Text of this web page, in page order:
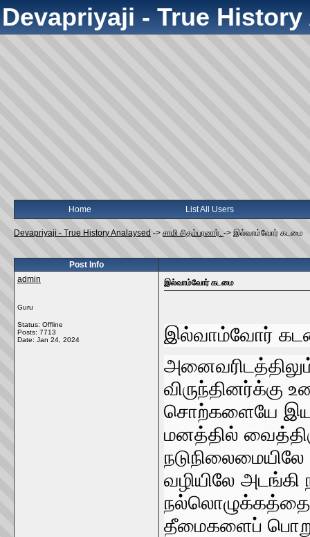
Devapriyaji - True
Home List All Users
Devapriyaji - True History Analaysed -> சாமி சிதம்பரனார். -> இல்வாம்வோர்‌ கடமை
Post Info
admin
Guru
Status: Offline
Posts: 7713
Date: Jan 24, 2024
இல்வாம்வோர்‌ கடமை
இல்வாம்வோர்‌
விருந்தினர்க்கு
சொற்களையே
மனத்தில்‌
வழியிலே அடங்கி
நல்லொழுக்கத்தைக்‌
தீமைகளைப்‌